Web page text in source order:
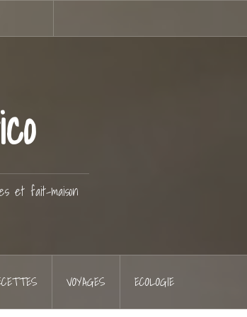
et fait-maison
VOYAGES ECOLOGIE